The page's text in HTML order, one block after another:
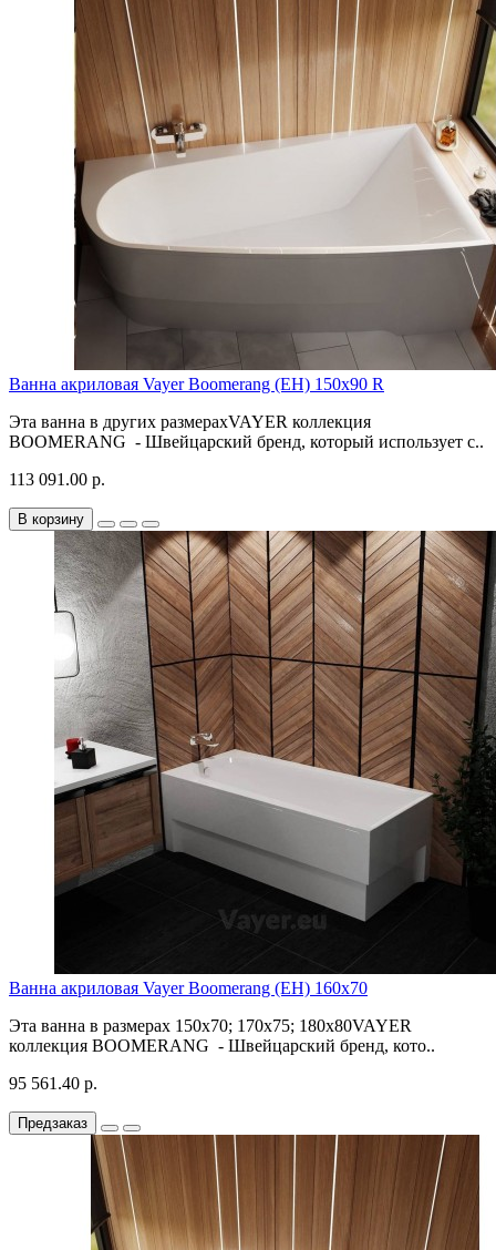
Ванна акриловая Vayer Boomerang (EH) 150x90 R
Эта ванна в других размерахVAYER коллекция
BOOMERANG - Швейцарский бренд, который использует с..
113 091.00 р.
В корзину
Ванна акриловая Vayer Boomerang (EH) 160x70
Эта ванна в размерах 150х70; 170х75; 180х80VAYER
коллекция BOOMERANG - Швейцарский бренд, кото..
95 561.40 р.
Предзаказ